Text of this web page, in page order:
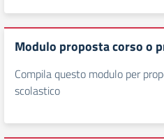
Modulo proposta corso o
Compila questo modulo per
scolastico